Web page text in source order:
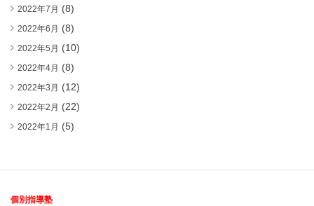
2022年7月 (8)
2022年6月 (8)
2022年5月 (10)
2022年4月 (8)
2022年3月 (12)
2022年2月 (22)
2022年1月 (5)
個別指導塾